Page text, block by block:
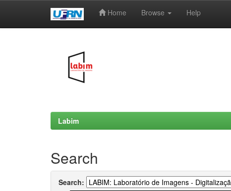
Home Browse Help
Labim
Search
Search: